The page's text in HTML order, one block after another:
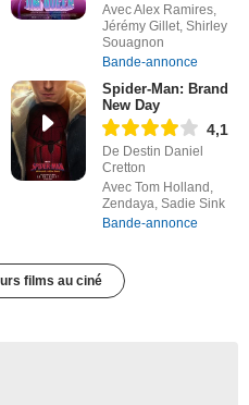
Avec Alex Ramires,
Jérémy Gillet, Shirley
Souagnon
Bande-annonce
Spider-Man: Brand
New Day
4,1
De Destin Daniel
Cretton
Avec Tom Holland,
Zendaya, Sadie Sink
Bande-annonce
films au ciné